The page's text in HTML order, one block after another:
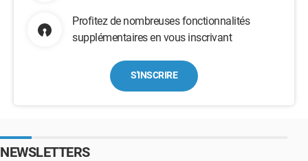
Profitez de nombreuses fonctionnalités
supplémentaires en vous inscrivant
S'INSCRIRE
NEWSLETTERS